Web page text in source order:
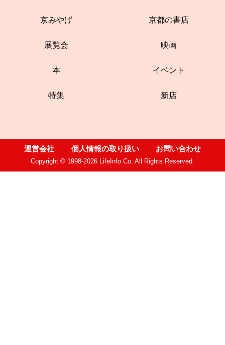
京みやげ 京都の書店
展覧会 映画
本 イベント
特集 新店
運営会社 個人情報の取り扱い お問い合わせ
Copyright © 1998-2026 LifeInfo Co. All Rights Reserved.